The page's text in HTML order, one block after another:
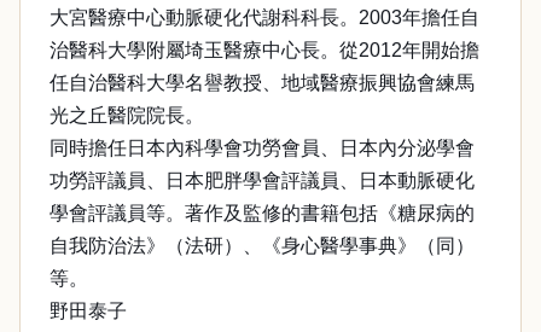
大宮醫療中心動脈硬化代謝科科長。2003年擔任自
治醫科大學附屬埼玉醫療中心長。從2012年開始擔
任自治醫科大學名譽教授、地域醫療振興協會練馬
光之丘醫院院長。
同時擔任日本內科學會功勞會員、日本內分泌學會
功勞評議員、日本肥胖學會評議員、日本動脈硬化
學會評議員等。著作及監修的書籍包括《糖尿病的
自我防治法》（法研）、《身心醫學事典》（同）
等。
野田泰子